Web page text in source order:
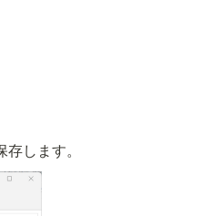
します。